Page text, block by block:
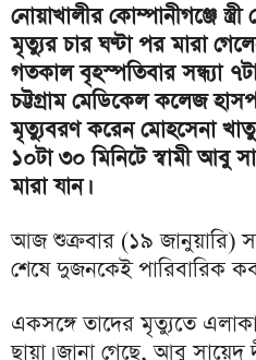
নোয়াখালীর কোম্পানীগঞ্জে
মৃত্যুর চার ঘণ্টা পর মারা
গতকাল বৃহস্পতিবার সন্ধ্যা
চট্টগ্রাম মেডিকেল কলেজ
মৃত্যুবরণ করেন মোহসেনা
১০টা ৩০ মিনিটে স্বামী আবু
মারা যান।
আজ শুক্রবার (১৯ জানুয়ারি)
শেষে দুজনকেই পারিবারিক
একসঙ্গে তাদের মৃত্যুতে
ছায়া। জানা গেছে, আবু